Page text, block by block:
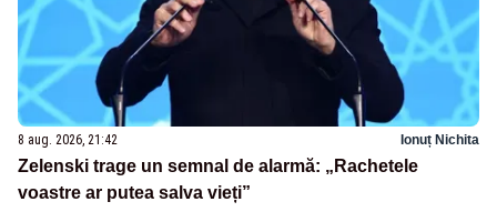
8 aug. 2026, 21:42 Ionuț Nichita
Zelenski trage un semnal de alarmă: „Rachetele
voastre ar putea salva vieți”